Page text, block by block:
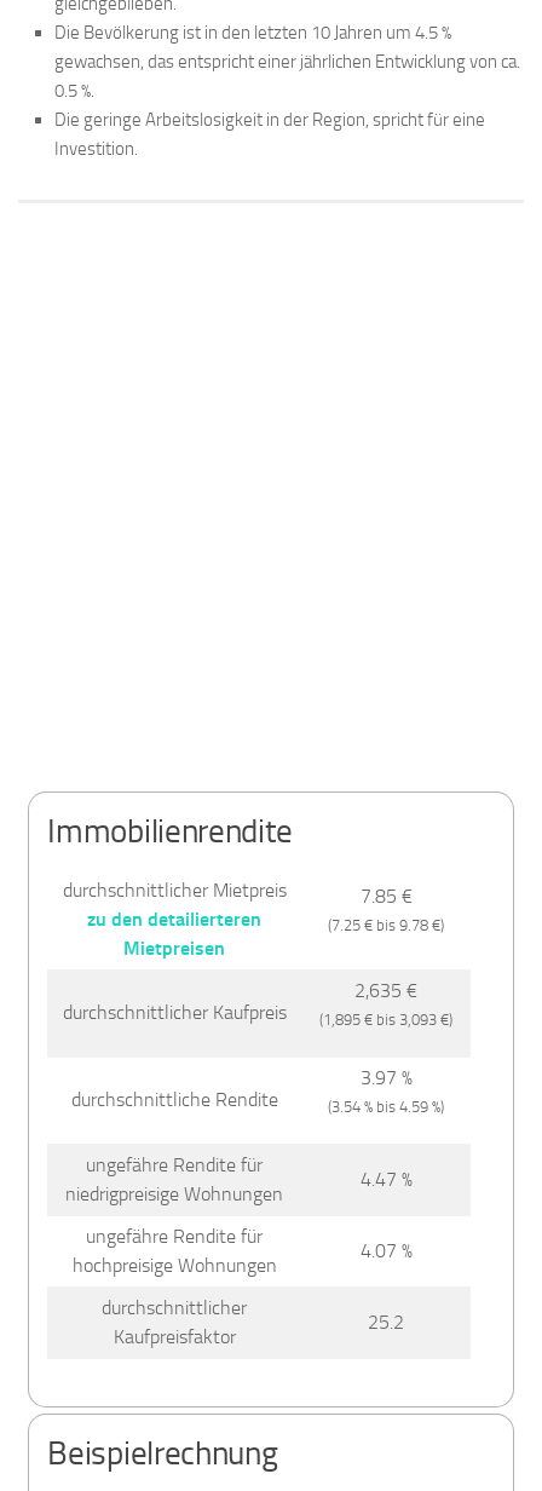
Die Bevölkerung ist in den letzten 10 Jahren um 4.5 %
gewachsen, das entspricht einer jährlichen Entwicklung von ca.
0.5 %.
Die geringe Arbeitslosigkeit in der Region, spricht für eine
Investition.
Immobilienrendite
durchschnittlicher Mietpreis
zu den detailierteren
Mietpreisen
7.85 €
(7.25 € bis 9.78 €)
durchschnittlicher Kaufpreis
2,635 €
(1,895 € bis 3,093 €)
durchschnittliche Rendite
3.97 %
(3.54 % bis 4.59 %)
ungefähre Rendite für
niedrigpreisige Wohnungen
4.47 %
ungefähre Rendite für
hochpreisige Wohnungen
4.07 %
durchschnittlicher
Kaufpreisfaktor
25.2
Beispielrechnung